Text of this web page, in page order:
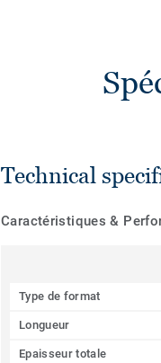
Technical
Caractéristiques &
Type de format
Longueur
Epaisseur totale